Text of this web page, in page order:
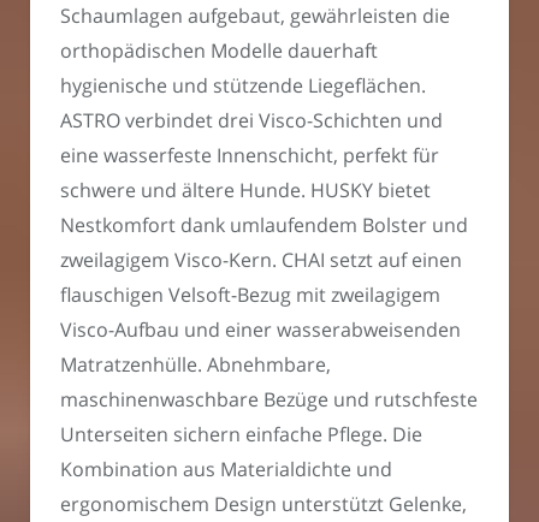
Schaumlagen aufgebaut, gewährleisten die
orthopädischen Modelle dauerhaft
hygienische und stützende Liegeflächen.
ASTRO verbindet drei Visco-Schichten und
eine wasserfeste Innenschicht, perfekt für
schwere und ältere Hunde. HUSKY bietet
Nestkomfort dank umlaufendem Bolster und
zweilagigem Visco-Kern. CHAI setzt auf einen
flauschigen Velsoft-Bezug mit zweilagigem
Visco-Aufbau und einer wasserabweisenden
Matratzenhülle. Abnehmbare,
maschinenwaschbare Bezüge und rutschfeste
Unterseiten sichern einfache Pflege. Die
Kombination aus Materialdichte und
ergonomischem Design unterstützt Gelenke,